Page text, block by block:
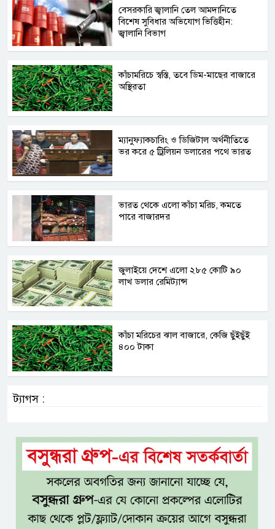
বেসরকারি জ্বালানি তেল আমদানিতে
বিশেষ সুবিধার অভিযোগ ভিত্তিহীন:
জ্বালানি বিভাগ
কাঁচামরিচে স্বস্তি, তবে ডিম-মাছের বাজারে
অস্থিরতা
​ম্যানুফ্যাকচারিং ও ডিজিটাল অর্থনীতিতে
ভর করে ৫ ট্রিলিয়ন ডলারের পথে ভারত
ভারত থেকে এলো কাঁচা মরিচ, কমতে
পারে বাজারদর
জুলাইয়ে দেশে এলো ২৮৫ কোটি ৯০
লাখ ডলার রেমিট্যান্স
কাঁচা মরিচের ঝাল বাজারে, কেজি ছুঁইছুঁই
৪০০ টাকা
ট্যাগস :